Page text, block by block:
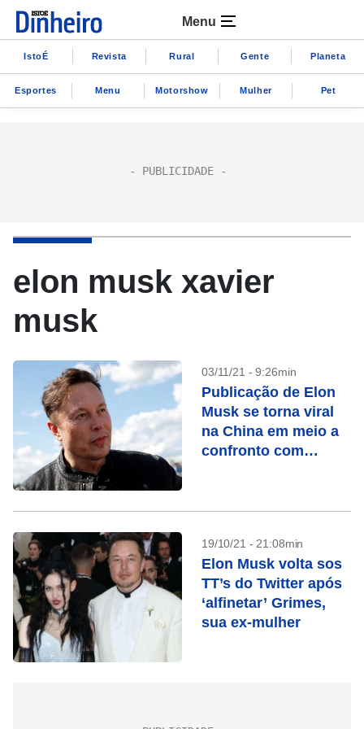
Menu
IstoÉ Revista Rural Gente Planeta
Esportes Menu Motorshow Mulher Pet
elon musk xavier
musk
03/11/21 - 9:26min
Publicação de Elon
Musk se torna viral
na China em meio a
confronto com
19/10/21 - 21:08min
Elon Musk volta sos
TT’s do Twitter após
‘alfinetar’ Grimes,
sua ex-mulher